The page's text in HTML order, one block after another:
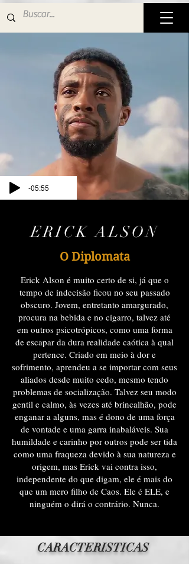
-05:55
ERICK ALSON
O Diplomata
Erick Alson é muito certo de si, já que o
tempo de indecisão ficou no seu passado
obscuro. Jovem, entretanto amargurado,
procura na bebida e no cigarro, talvez até
em outros psicotrópicos, como uma forma
de escapar da dura realidade caótica à qual
pertence. Criado em meio à dor e
sofrimento, aprendeu a se importar com seus
aliados desde muito cedo, mesmo tendo
problemas de socialização. Talvez seu modo
gentil e calmo, às vezes até brincalhão, pode
enganar a alguns, mas é dono de uma força
de vontade e uma garra inabaláveis. Sua
humildade e carinho por outros pode ser tida
como uma fraqueza devido à sua natureza e
origem, mas Erick vai contra isso,
independente do que digam, ele é mais do
que um mero filho de Caos. Ele é ELE, e
ninguém o dirá o contrário. Nunca.
CARACTERISTICAS